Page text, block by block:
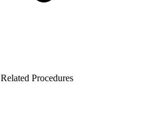
Related Procedures